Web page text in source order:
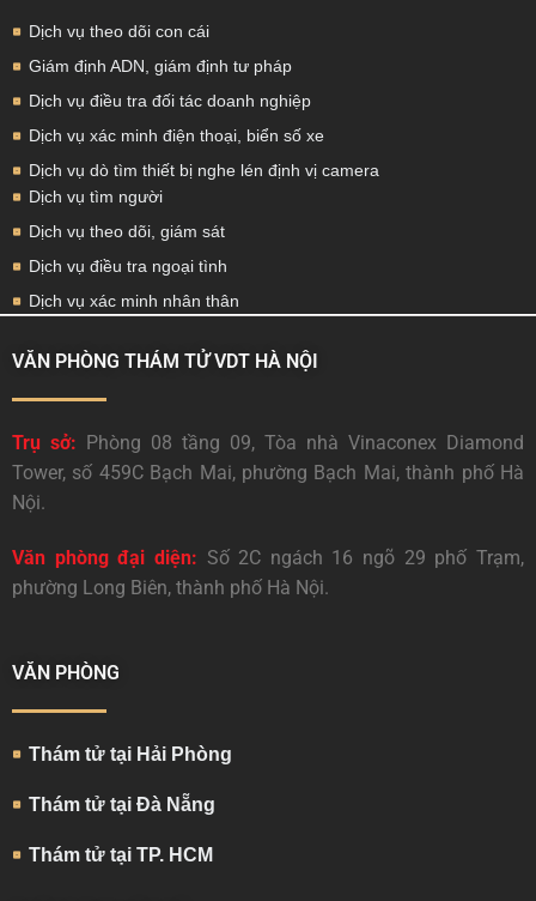
Dịch vụ theo dõi con cái
Giám định ADN, giám định tư pháp
Dịch vụ điều tra đối tác doanh nghiệp
Dịch vụ xác minh điện thoại, biển số xe
Dịch vụ dò tìm thiết bị nghe lén định vị camera
Dịch vụ tìm người
Dịch vụ theo dõi, giám sát
Dịch vụ điều tra ngoại tình
Dịch vụ xác minh nhân thân
VĂN PHÒNG THÁM TỬ VDT HÀ NỘI
Trụ sở:
Phòng 08 tầng 09, Tòa nhà Vinaconex Diamond
Tower, số 459C Bạch Mai, phường Bạch Mai, thành phố Hà
Nội.
Văn phòng đại diện: Số 2C ngách 16 ngõ 29 phố Trạm,
phường Long Biên, thành phố Hà Nội.
VĂN PHÒNG
Thám tử tại Hải Phòng
Thám tử tại Đà Nẵng
Thám tử tại TP. HCM